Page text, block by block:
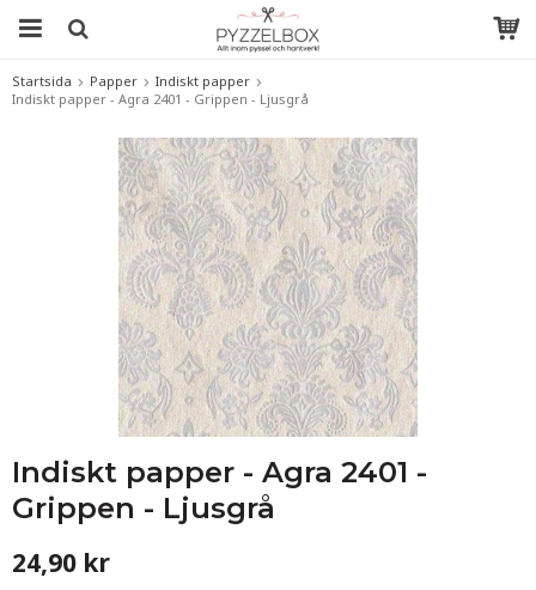
Startsida Papper
Indiskt papper
Indiskt papper - Agra 2401 - Grippen - Ljusgrå
Indiskt papper - Agra 2401 -
Grippen - Ljusgrå
24,90 kr